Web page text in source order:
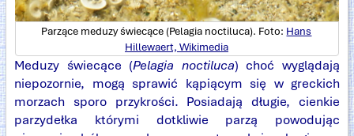
Parzące meduzy świecące (Pelagia noctiluca). Foto: Hans
Hillewaert, Wikimedia
Meduzy świecące (Pelagia noctiluca) choć wyglądają
niepozornie, mogą sprawić kąpiącym się w greckich
morzach sporo przykrości. Posiadają długie, cienkie
parzydełka którymi dotkliwie parzą powodując